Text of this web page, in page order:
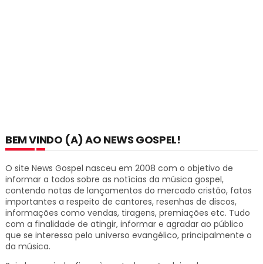
BEM VINDO (A) AO NEWS GOSPEL!
O site News Gospel nasceu em 2008 com o objetivo de
informar a todos sobre as notícias da música gospel,
contendo notas de lançamentos do mercado cristão, fatos
importantes a respeito de cantores, resenhas de discos,
informações como vendas, tiragens, premiações etc. Tudo
com a finalidade de atingir, informar e agradar ao público
que se interessa pelo universo evangélico, principalmente o
da música.